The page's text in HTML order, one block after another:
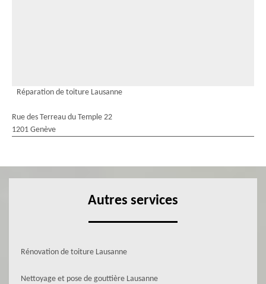
Réparation de toiture Lausanne
Rue des Terreau du Temple 22
1201 Genève
Autres services
Rénovation de toiture Lausanne
Nettoyage et pose de gouttière Lausanne